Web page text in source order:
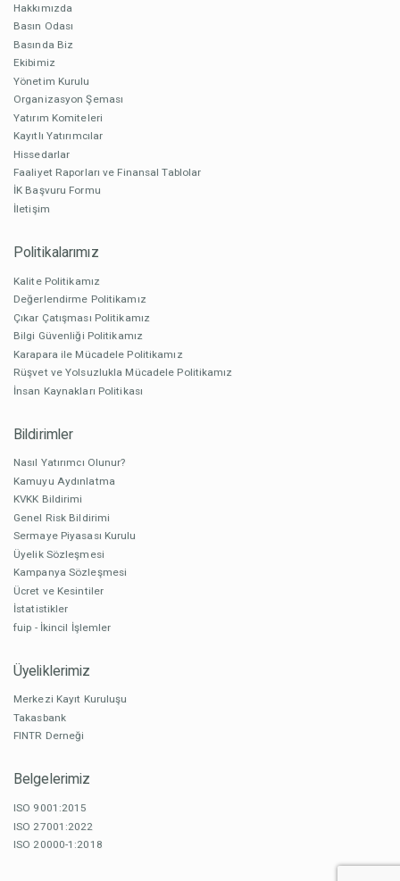
Hakkımızda
Basın Odası
Basında Biz
Ekibimiz
Yönetim Kurulu
Organizasyon Şeması
Yatırım Komiteleri
Kayıtlı Yatırımcılar
Hissedarlar
Faaliyet Raporları ve Finansal Tablolar
İK Başvuru Formu
İletişim
Politikalarımız
Kalite Politikamız
Değerlendirme Politikamız
Çıkar Çatışması Politikamız
Bilgi Güvenliği Politikamız
Karapara ile Mücadele Politikamız
Rüşvet ve Yolsuzlukla Mücadele Politikamız
İnsan Kaynakları Politikası
Bildirimler
Nasıl Yatırımcı Olunur?
Kamuyu Aydınlatma
KVKK Bildirimi
Genel Risk Bildirimi
Sermaye Piyasası Kurulu
Üyelik Sözleşmesi
Kampanya Sözleşmesi
Ücret ve Kesintiler
İstatistikler
fuip - İkincil İşlemler
Üyeliklerimiz
Merkezi Kayıt Kuruluşu
Takasbank
FINTR Derneği
Belgelerimiz
ISO 9001:2015
ISO 27001:2022
ISO 20000-1:2018